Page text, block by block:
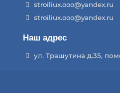
stroiliux.ooo@yandex.ru
stroiliux.ooo@yandex.ru
Наш адрес
ул. Трашутина д.35,